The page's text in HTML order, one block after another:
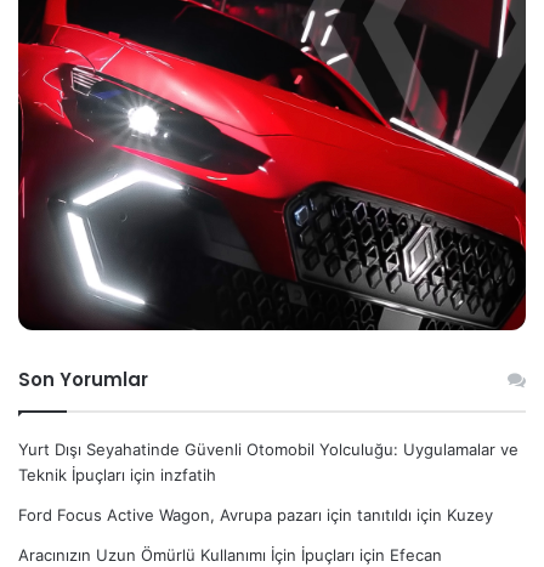
Son Yorumlar
Yurt Dışı Seyahatinde Güvenli Otomobil Yolculuğu: Uygulamalar ve
Teknik İpuçları için inzfatih
Ford Focus Active Wagon, Avrupa pazarı için tanıtıldı için Kuzey
Aracınızın Uzun Ömürlü Kullanımı İçin İpuçları için Efecan